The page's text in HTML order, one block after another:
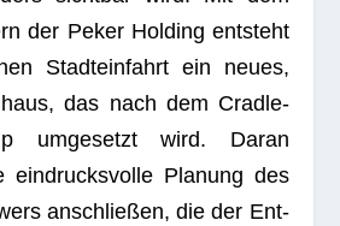
der Peker Hol­ding ent­steht
Stadt­ein­fahrt ein neues,
das nach dem Cradle-
umge­setzt wird. Daran
ein­drucks­volle Pla­nung des
anschlie­ßen, die der Ent­